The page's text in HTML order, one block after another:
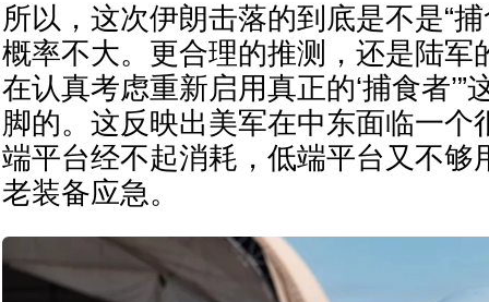
所以，这次伊朗击落的到底是不是“
概率不大。更合理的推测，还是陆军
在认真考虑重新启用真正的‘捕食者’”
脚的。这反映出美军在中东面临一个
端平台经不起消耗，低端平台又不够
老装备应急。